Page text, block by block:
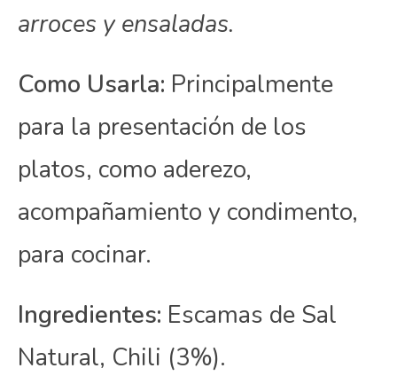
arroces y ensaladas.
Como Usarla: Principalmente
para la presentación de los
platos, como aderezo,
acompañamiento y condimento,
para cocinar.
Ingredientes: Escamas de Sal
Natural, Chili (3%).